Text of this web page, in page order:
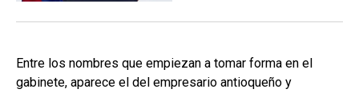
Entre los nombres que empiezan a tomar forma en el
gabinete, aparece el del empresario antioqueño y